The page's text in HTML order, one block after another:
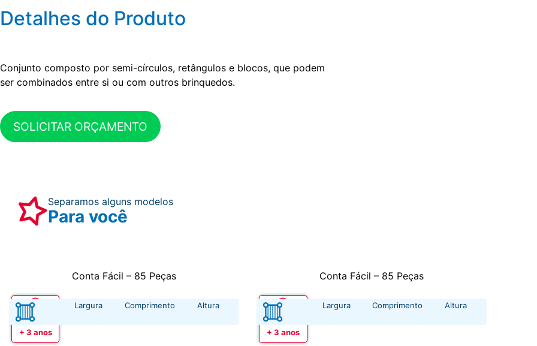
Detalhes do Produto
Conjunto composto por semi-círculos, retângulos e blocos, que podem
ser combinados entre si ou com outros brinquedos.
SOLICITAR ORÇAMENTO
Separamos alguns modelos
Para você
Idade
+ 3 anos
Conta Fácil – 85 Peças
Largura Comprimento Altura
Idade
+ 3 anos
Conta Fácil – 85 Peças
Largura Comprimento Altura